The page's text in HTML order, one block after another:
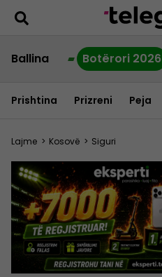
Ballina Botërori 2026
Prishtina Prizreni Peja
Lajme > Kosovë > Siguri